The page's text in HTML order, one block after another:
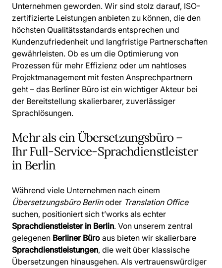
Unternehmen geworden. Wir sind stolz darauf, ISO-
zertifizierte Leistungen anbieten zu können, die den
höchsten Qualitätsstandards entsprechen und
Kundenzufriedenheit und langfristige Partnerschaften
gewährleisten. Ob es um die Optimierung von
Prozessen für mehr Effizienz oder um nahtloses
Projektmanagement mit festen Ansprechpartnern
geht – das Berliner Büro ist ein wichtiger Akteur bei
der Bereitstellung skalierbarer, zuverlässiger
Sprachlösungen.
Mehr als ein Übersetzungsbüro –
Ihr Full-Service-Sprachdienstleister
in Berlin
Während viele Unternehmen nach einem
Übersetzungsbüro Berlinoder Translation Office
suchen, positioniert sich t’works als echter
Sprachdienstleister in Berlin. Von unserem zentral
gelegenen Berliner Büro aus bieten wir skalierbare
Sprachdienstleistungen, die weit über klassische
Übersetzungen hinausgehen. Als vertrauenswürdiger